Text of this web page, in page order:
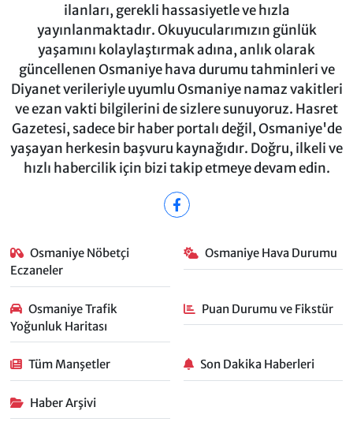
ilanları, gerekli hassasiyetle ve hızla
yayınlanmaktadır. Okuyucularımızın günlük
yaşamını kolaylaştırmak adına, anlık olarak
güncellenen Osmaniye hava durumu tahminleri ve
Diyanet verileriyle uyumlu Osmaniye namaz vakitleri
ve ezan vakti bilgilerini de sizlere sunuyoruz. Hasret
Gazetesi, sadece bir haber portalı değil, Osmaniye'de
yaşayan herkesin başvuru kaynağıdır. Doğru, ilkeli ve
hızlı habercilik için bizi takip etmeye devam edin.
Osmaniye Nöbetçi
Eczaneler
Osmaniye Hava Durumu
Osmaniye Trafik
Yoğunluk Haritası
Puan Durumu ve Fikstür
Tüm Manşetler Son Dakika Haberleri
Haber Arşivi